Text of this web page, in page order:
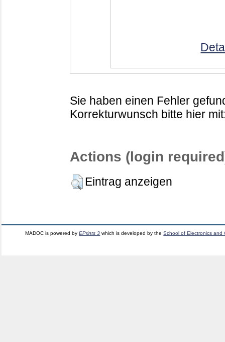
Sie haben einen Fehler
Korrekturwunsch bitte hier
Actions (login
Eintrag anzeigen
MADOC is powered byEPrints 3 which is developed by theSchool of Electronics and